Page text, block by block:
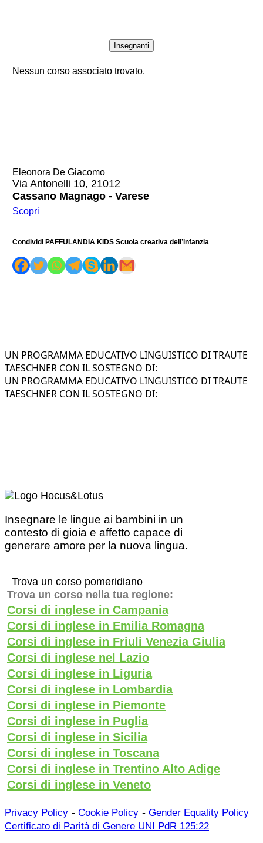
Insegnanti
Nessun corso associato trovato.
Eleonora De Giacomo
Via Antonelli 10, 21012
Cassano Magnago - Varese
Scopri
Condividi PAFFULANDIA KIDS Scuola creativa dell’infanzia
UN PROGRAMMA EDUCATIVO LINGUISTICO DI TRAUTE
TAESCHNER CON IL SOSTEGNO DI:
UN PROGRAMMA EDUCATIVO LINGUISTICO DI TRAUTE
TAESCHNER CON IL SOSTEGNO DI:
Insegnare le lingue ai bambini in un
contesto di gioia e affetto capace di
generare amore per la nuova lingua.
Trova un corso pomeridiano
Trova un corso nella tua regione:
Corsi di inglese in Campania
Corsi di inglese in Emilia Romagna
Corsi di inglese in Friuli Venezia Giulia
Corsi di inglese nel Lazio
Corsi di inglese in Liguria
Corsi di inglese in Lombardia
Corsi di inglese in Piemonte
Corsi di inglese in Puglia
Corsi di inglese in Sicilia
Corsi di inglese in Toscana
Corsi di inglese in Trentino Alto Adige
Corsi di inglese in Veneto
Privacy Policy - Cookie Policy - Gender Equality Policy
Certificato di Parità di Genere UNI PdR 125:22